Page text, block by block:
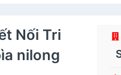
Nối Tri
nilong